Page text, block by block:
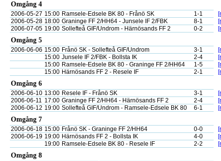
Omgång 4
2006-05-27 15:00 Ramsele-Edsele BK 80 - Frånö SK 1-1
2006-05-28 18:00 Graninge FF 2/HH64 - Junsele IF 2/FBK 8-1
2006-07-05 19:00 Sollefteå GIF/Undrom - Härnösands FF 2 0-2
Omgång 5
2006-06-06 15:00 Frånö SK - Sollefteå GIF/Undrom 3-1
15:00 Junsele IF 2/FBK - Bollsta IK 2-4
15:00 Ramsele-Edsele BK 80 - Graninge FF 2/HH64 1-5
15:00 Härnösands FF 2 - Resele IF 2-1
Omgång 6
2006-06-10 13:00 Resele IF - Frånö SK 3-1
2006-06-11 17:00 Graninge FF 2/HH64 - Härnösands FF 2 2-4
2006-06-12 19:00 Sollefteå GIF/Undrom - Ramsele-Edsele BK 80 6-1
Omgång 7
2006-06-18 15:00 Frånö SK - Graninge FF 2/HH64 0-0
2006-06-19 19:00 Härnösands FF 2 - Bollsta IK 4-0
19:00 Ramsele-Edsele BK 80 - Resele IF 2-2
Omgång 8